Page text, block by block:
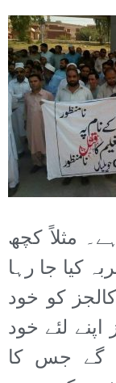
مثلاً کچھ
کیا جا رہا
کو خود
اپنے لئے خود
گے جس کا